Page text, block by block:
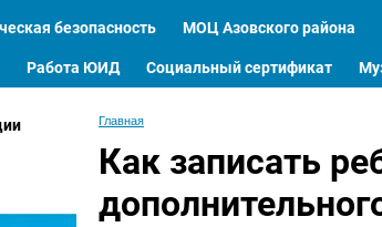
безопасность МОЦ Азовского района
Работа ЮИД Социальный сертификат
Главная
Как записать